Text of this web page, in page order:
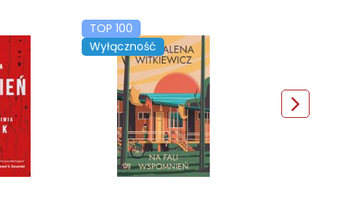
TOP 100
Wyłączność